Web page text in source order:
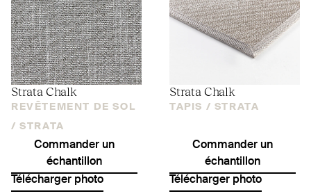
Strata Chalk
REVÊTEMENT DE SOL
/ STRATA
Commander un
échantillon
Télécharger photo
Strata Chalk
TAPIS / STRATA
Commander un
échantillon
Télécharger photo